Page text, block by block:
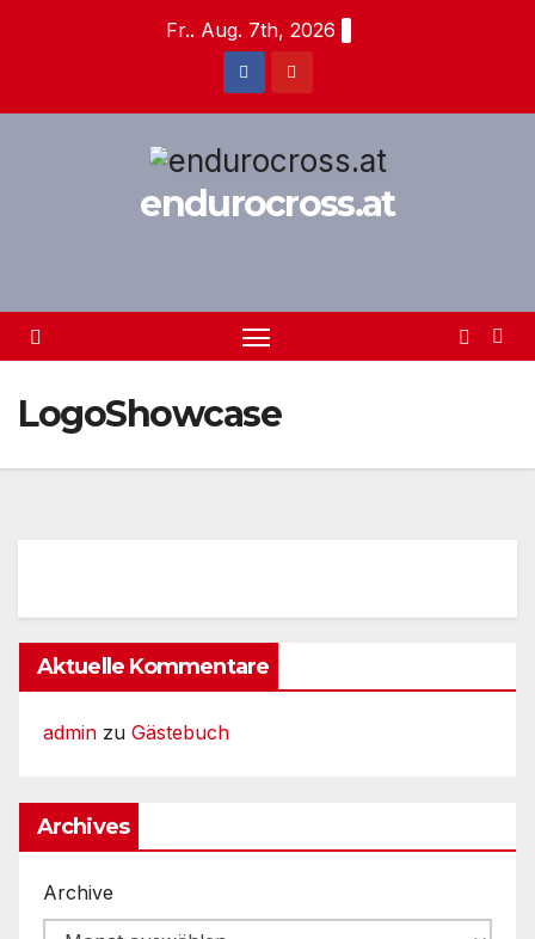
Fr.. Aug. 7th, 2026
endurocross.at
LogoShowcase
Aktuelle Kommentare
admin zu Gästebuch
Archives
Archive